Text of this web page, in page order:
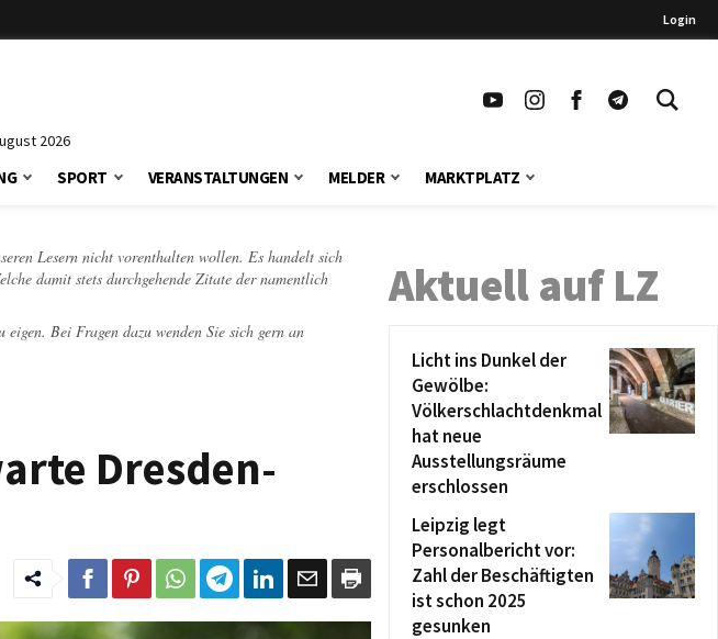
Login
2026
SPORT VERANSTALTUNGEN MELDER MARKTPLATZ
Lesern nicht vorenthalten wollen. Es handelt sich
damit stets durchgehende Zitate der namentlich
Bei Fragen dazu wenden Sie sich gern an
Dresden-
Aktuell auf LZ
Licht ins Dunkel der
Gewölbe:
Völkerschlachtdenkmal
hat neue
Ausstellungsräume
erschlossen
Leipzig legt
Personalbericht vor:
Zahl der Beschäftigten
ist schon 2025
gesunken